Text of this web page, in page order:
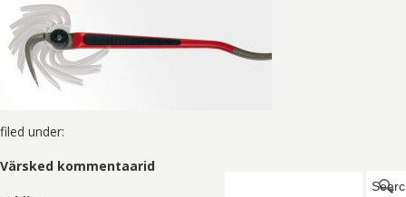
filed under:
Värsked kommentaarid